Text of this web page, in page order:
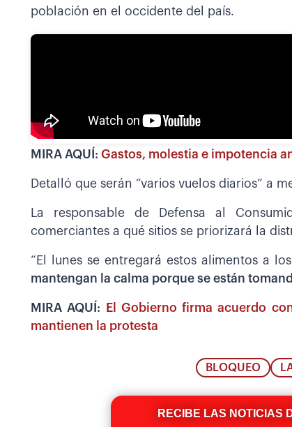
población en el occidente del país.
MIRA AQUÍ: Gastos, molestia e impotencia
Detalló que serán “varios vuelos diarios” a
La responsable de Defensa al
comerciantes a qué sitios se priorizará la
“El lunes se entregará estos alimentos a
mantengan la calma porque se están
MIRA AQUÍ:
El Gobierno firma acuerdo
mantienen la protesta
BLOQUEO
RECIBE LAS NOTICIAS